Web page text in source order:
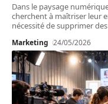
Dans le paysage
cherchent à maîtriser leur
nécessité de supprimer
Marketing 24/05/2026